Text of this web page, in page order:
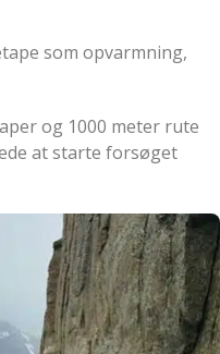
som opvarmning,
og 1000 meter rute
at starte forsøget